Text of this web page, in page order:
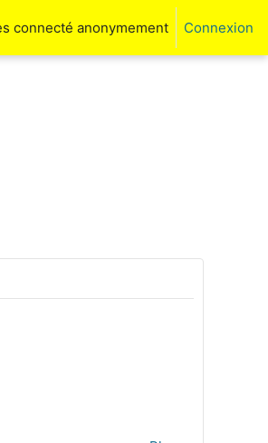
connecté anonymement Connexion